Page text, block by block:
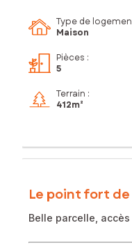
Type de
Maison
Pièces :
5
Terrain :
412m²
Le point fort
Belle parcelle,